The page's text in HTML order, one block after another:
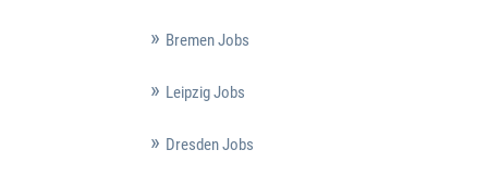
Bremen Jobs
Leipzig Jobs
Dresden Jobs